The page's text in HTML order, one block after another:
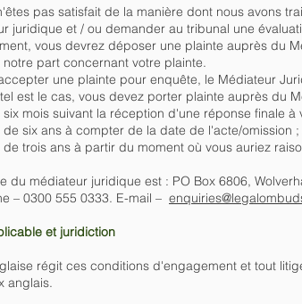
pas satisfait de la manière dont nous avons
juridique et / ou demander au tribunal une
vous devrez déposer une plainte auprès du
notre part concernant votre plainte.
une plainte pour enquête, le Médiateur
est le cas, vous devez porter plainte auprès du
six mois suivant la réception d'une réponse finale à
de six ans à compter de la date de l'acte/omission ;
de trois ans à partir du moment où vous auriez
du médiateur juridique est : PO Box 6806,
– 0300 555 0333. E-mail –
et juridiction
régit ces conditions d'engagement et tout
anglais.